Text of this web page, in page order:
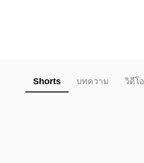
Shorts บทความ วิดีโอ